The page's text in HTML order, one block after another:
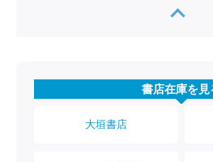
書店在庫を見
大垣書店